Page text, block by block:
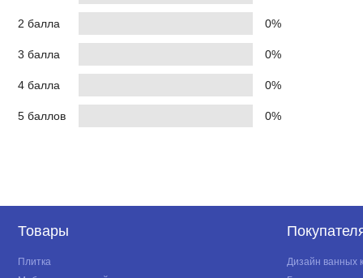
2 балла 0%
3 балла 0%
4 балла 0%
5 баллов 0%
Товары
Плитка
Дизайн ванных